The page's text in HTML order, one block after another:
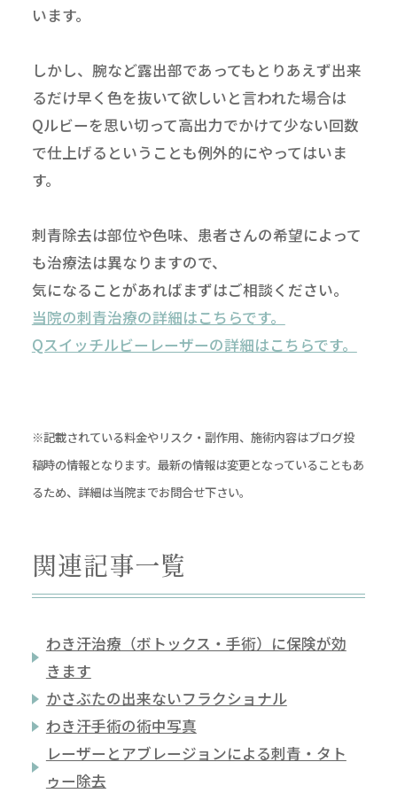
います。
しかし、腕など露出部であってもとりあえず出来
るだけ早く色を抜いて欲しいと言われた場合は
Qルビーを思い切って高出力でかけて少ない回数
で仕上げるということも例外的にやってはいま
す。
刺青除去は部位や色味、患者さんの希望によって
も治療法は異なりますので、
気になることがあればまずはご相談ください。
当院の刺青治療の詳細はこちらです。
Qスイッチルビーレーザーの詳細はこちらです。
※記載されている料金やリスク・副作用、施術内容はブログ投
稿時の情報となります。最新の情報は変更となっていることもあ
るため、詳細は当院までお問合せ下さい。
関連記事一覧
わき汗治療（ボトックス・手術）に保険が効
きます
かさぶたの出来ないフラクショナル
わき汗手術の術中写真
レーザーとアブレージョンによる刺青・タト
ゥー除去